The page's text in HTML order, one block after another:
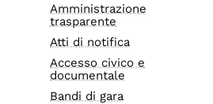
Amministrazione
trasparente
Atti di notifica
Accesso civico e
documentale
Bandi di gara